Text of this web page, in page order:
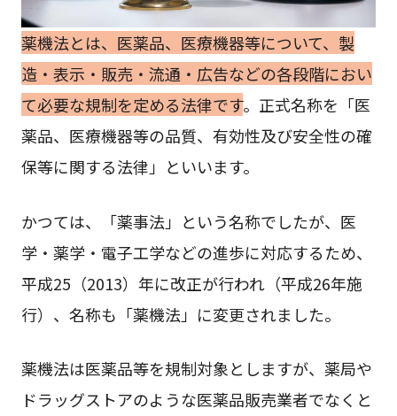
薬機法とは、医薬品、医療機器等について、製
造・表示・販売・流通・広告などの各段階におい
て必要な規制を定める法律です。正式名称を「医
薬品、医療機器等の品質、有効性及び安全性の確
保等に関する法律」といいます。
かつては、「薬事法」という名称でしたが、医
学・薬学・電子工学などの進歩に対応するため、
平成25（2013）年に改正が行われ（平成26年施
行）、名称も「薬機法」に変更されました。
薬機法は医薬品等を規制対象としますが、薬局や
ドラッグストアのような医薬品販売業者でなくと